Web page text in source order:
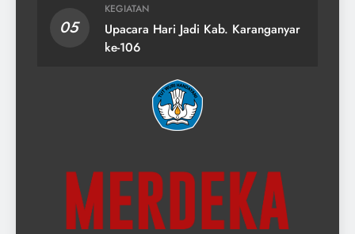
05
KEGIATAN
Upacara Hari Jadi Kab. Karanganyar
ke-106